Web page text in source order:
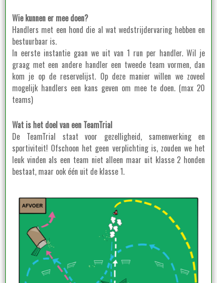
Wie kunnen er mee doen?
Handlers met een hond die al wat wedstrijdervaring hebben en
bestuurbaar is.
In eerste instantie gaan we uit van 1 run per handler. Wil je
graag met een andere handler een tweede team vormen, dan
kom je op de reservelijst. Op deze manier willen we zoveel
mogelijk handlers een kans geven om mee te doen. (max 20
teams)
Wat is het doel van een TeamTrial
De TeamTrial staat voor gezelligheid, samenwerking en
sportiviteit! Ofschoon het geen verplichting is, zouden we het
leuk vinden als een team niet alleen maar uit klasse 2 honden
bestaat, maar ook één uit de klasse 1.